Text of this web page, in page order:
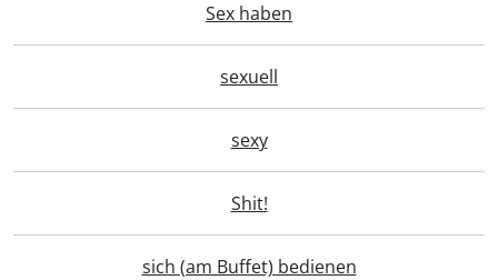
Sex haben
sexuell
sexy
Shit!
sich (am Buffet) bedienen